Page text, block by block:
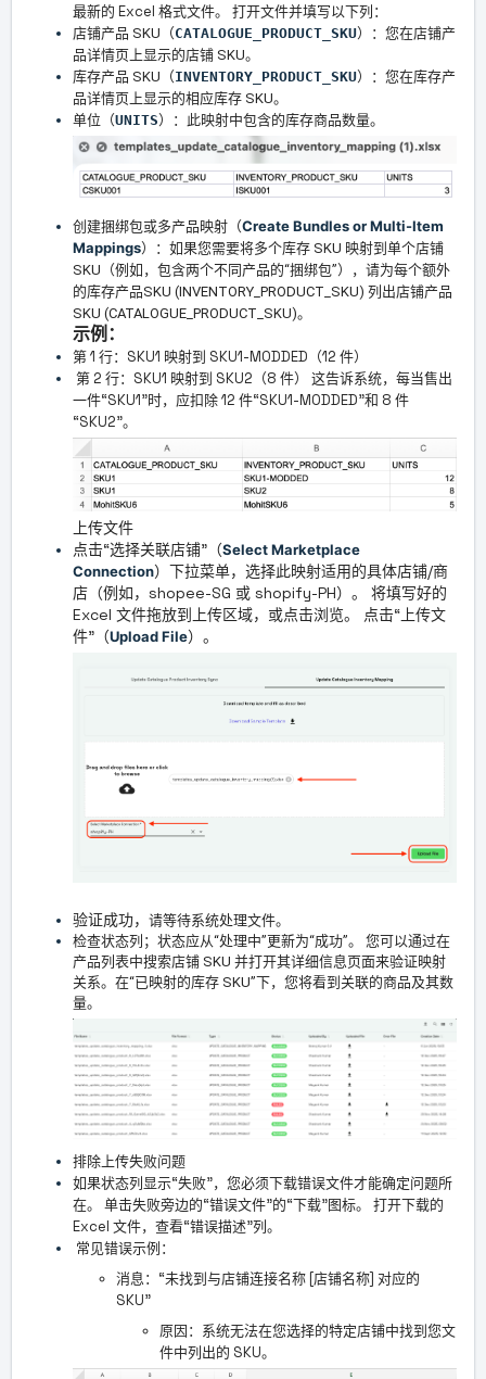
最新的 Excel 格式文件。 打开文件并填写以下列：
店铺产品 SKU（CATALOGUE_PRODUCT_SKU）：您在店铺产
品详情页上显示的店铺 SKU。
库存产品 SKU（INVENTORY_PRODUCT_SKU）：您在库存产
品详情页上显示的相应库存 SKU。
单位（UNITS）：此映射中包含的库存商品数量。
创建捆绑包或多产品映射（Create Bundles or Multi-Item
Mappings）：如果您需要将多个库存 SKU 映射到单个店铺
SKU（例如，包含两个不同产品的“捆绑包”），请为每个额外
的库存产品SKU (INVENTORY_PRODUCT_SKU) 列出店铺产品
SKU (CATALOGUE_PRODUCT_SKU)。
示例：
第 1 行：SKU1 映射到 SKU1-MODDED（12 件）
第 2 行：SKU1 映射到 SKU2（8 件） 这告诉系统，每当售出
一件“SKU1”时，应扣除 12 件“SKU1-MODDED”和 8 件
“SKU2”。
上传文件
点击“选择关联店铺”（Select Marketplace
Connection）下拉菜单，选择此映射适用的具体店铺/商
店（例如，shopee-SG 或 shopify-PH）。 将填写好的
Excel 文件拖放到上传区域，或点击浏览。 点击“上传文
件”（Upload File）。
验证成功， 请等待系统处理文件。
检查状态列；状态应从“处理中”更新为“成功”。 您可以通过在
产品列表中搜索店铺 SKU 并打开其详细信息页面来验证映射
关系。在“已映射的库存 SKU”下，您将看到关联的商品及其数
量。
排除上传失败问题
如果状态列显示“失败”，您必须下载错误文件才能确定问题所
在。 单击失败旁边的“错误文件”的“下载”图标。 打开下载的
Excel 文件，查看“错误描述”列。
常见错误示例：
消息：“未找到与店铺连接名称 [店铺名称] 对应的
SKU”
原因：系统无法在您选择的特定店铺中找到您文
件中列出的 SKU。